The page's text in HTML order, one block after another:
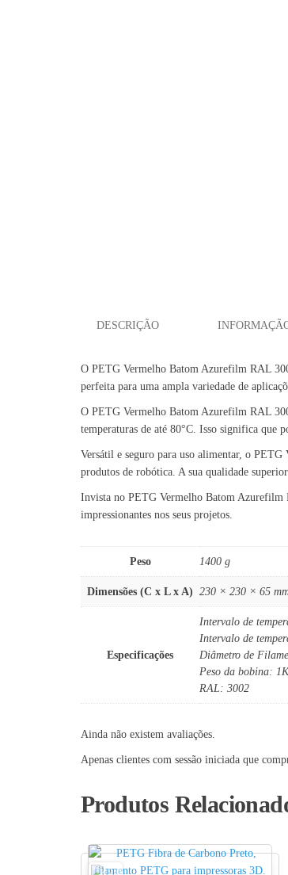
DESCRIÇÃO
O PETG Vermelho Batom Azurefilm RAL
perfeita para uma ampla variedade de
O PETG Vermelho Batom Azurefilm RAL
temperaturas de até 80°C. Isso significa que
Versátil e seguro para uso alimentar, o
produtos de robótica. A sua qualidade
Invista no PETG Vermelho Batom Azurefilm
impressionantes nos seus projetos.
Peso 1400 g
Dimensões (C x L x A) 230 × 230 × 65
Especificações
Intervalo de
Intervalo de
Diâmetro de
Peso da bobina:
RAL: 3002
Ainda não existem avaliações.
Apenas clientes com sessão iniciada que
Produtos